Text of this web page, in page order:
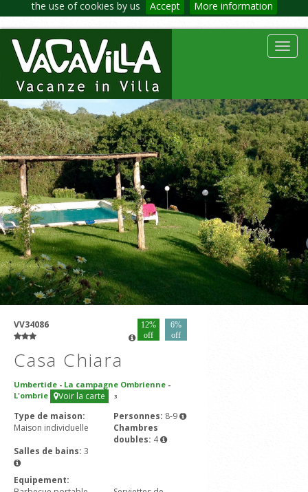
the use of cookies by us Accept More information
VV34086
12%
off
6%
off
Casa Chiara
Umbertide - La campagne Ombrienne -
L'ombrie
Voir la carte 3
Type de maison:
Maison individuelle
Personnes: 8-9
Chambres
doubles: 4
Salles de bains: 3
Equipement: